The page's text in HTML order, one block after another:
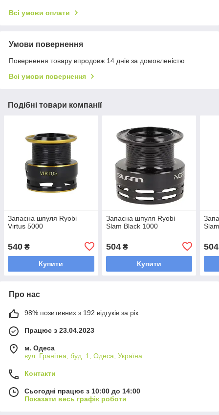
Всі умови оплати
Умови повернення
Повернення товару впродовж 14 днів за домовленістю
Всі умови повернення
Подібні товари компанії
Запасна шпуля Ryobi
Virtus 5000
540 ₴
Купити
Запасна шпуля Ryobi
Slam Black 1000
504₴
Купити
504
Про нас
98% позитивних з 192 відгуків за рік
Працює з 23.04.2023
м. Одеса
вул. Гранітна, буд. 1, Одеса, Україна
Контакти
Сьогодні працює з 10:00 до 14:00
Показати весь графік роботи